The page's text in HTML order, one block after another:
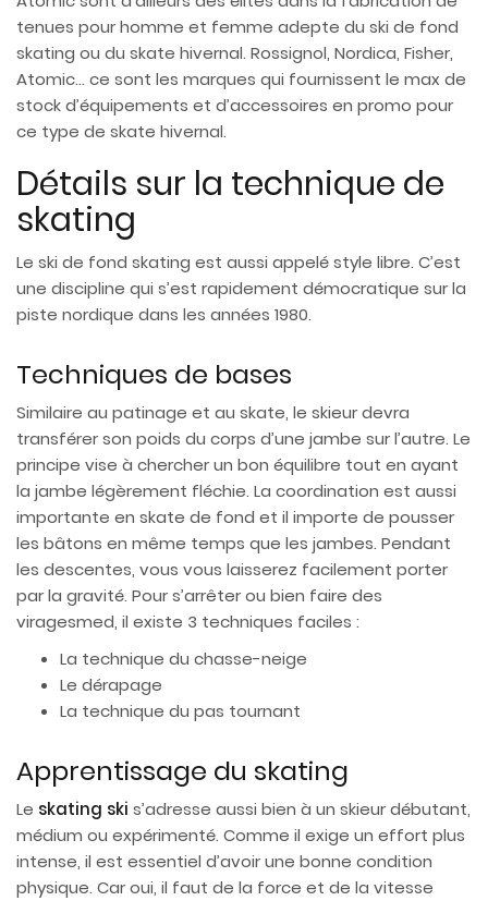
tenues pour homme et femme adepte du ski de fond
skating ou du skate hivernal. Rossignol, Nordica, Fisher,
Atomic… ce sont les marques qui fournissent le max de
stock d’équipements et d’accessoires en promo pour
ce type de skate hivernal.
Détails sur la technique de
skating
Le ski de fond skating est aussi appelé style libre. C’est
une discipline qui s’est rapidement démocratique sur la
piste nordique dans les années 1980.
Techniques de bases
Similaire au patinage et au skate, le skieur devra
transférer son poids du corps d’une jambe sur l’autre. Le
principe vise à chercher un bon équilibre tout en ayant
la jambe légèrement fléchie. La coordination est aussi
importante en skate de fond et il importe de pousser
les bâtons en même temps que les jambes. Pendant
les descentes, vous vous laisserez facilement porter
par la gravité. Pour s’arrêter ou bien faire des
viragesmed, il existe 3 techniques faciles :
La technique du chasse-neige
Le dérapage
La technique du pas tournant
Apprentissage du skating
Le skating ski s’adresse aussi bien à un skieur débutant,
médium ou expérimenté. Comme il exige un effort plus
intense, il est essentiel d’avoir une bonne condition
physique. Car oui, il faut de la force et de la vitesse